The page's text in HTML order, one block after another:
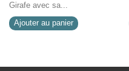
Girafe avec sa...
Ajouter au panier